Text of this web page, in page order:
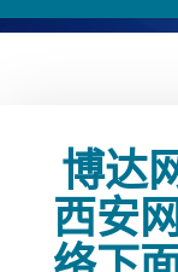
博达
西安